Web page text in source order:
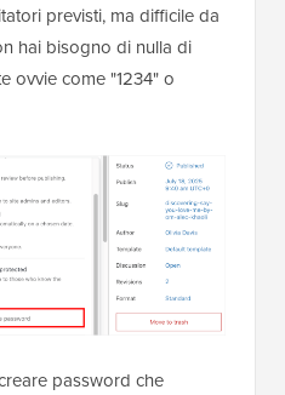
previsti, ma difficile da
hai bisogno di nulla di
ovvie come "1234" o
password che